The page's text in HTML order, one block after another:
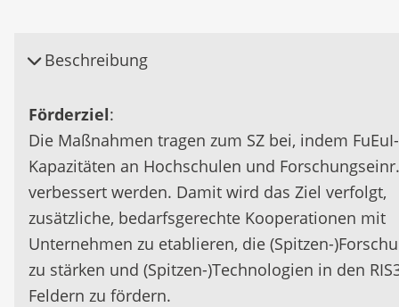
Beschreibung
Förderziel:
Die Maßnahmen tragen zum SZ bei, indem FuEuI-
Kapazitäten an Hochschulen und Forschungseinr.
verbessert werden. Damit wird das Ziel verfolgt,
zusätzliche, bedarfsgerechte Kooperationen mit
Unternehmen zu etablieren, die (Spitzen-
zu stärken und (Spitzen-)Technologien in den
Feldern zu fördern.